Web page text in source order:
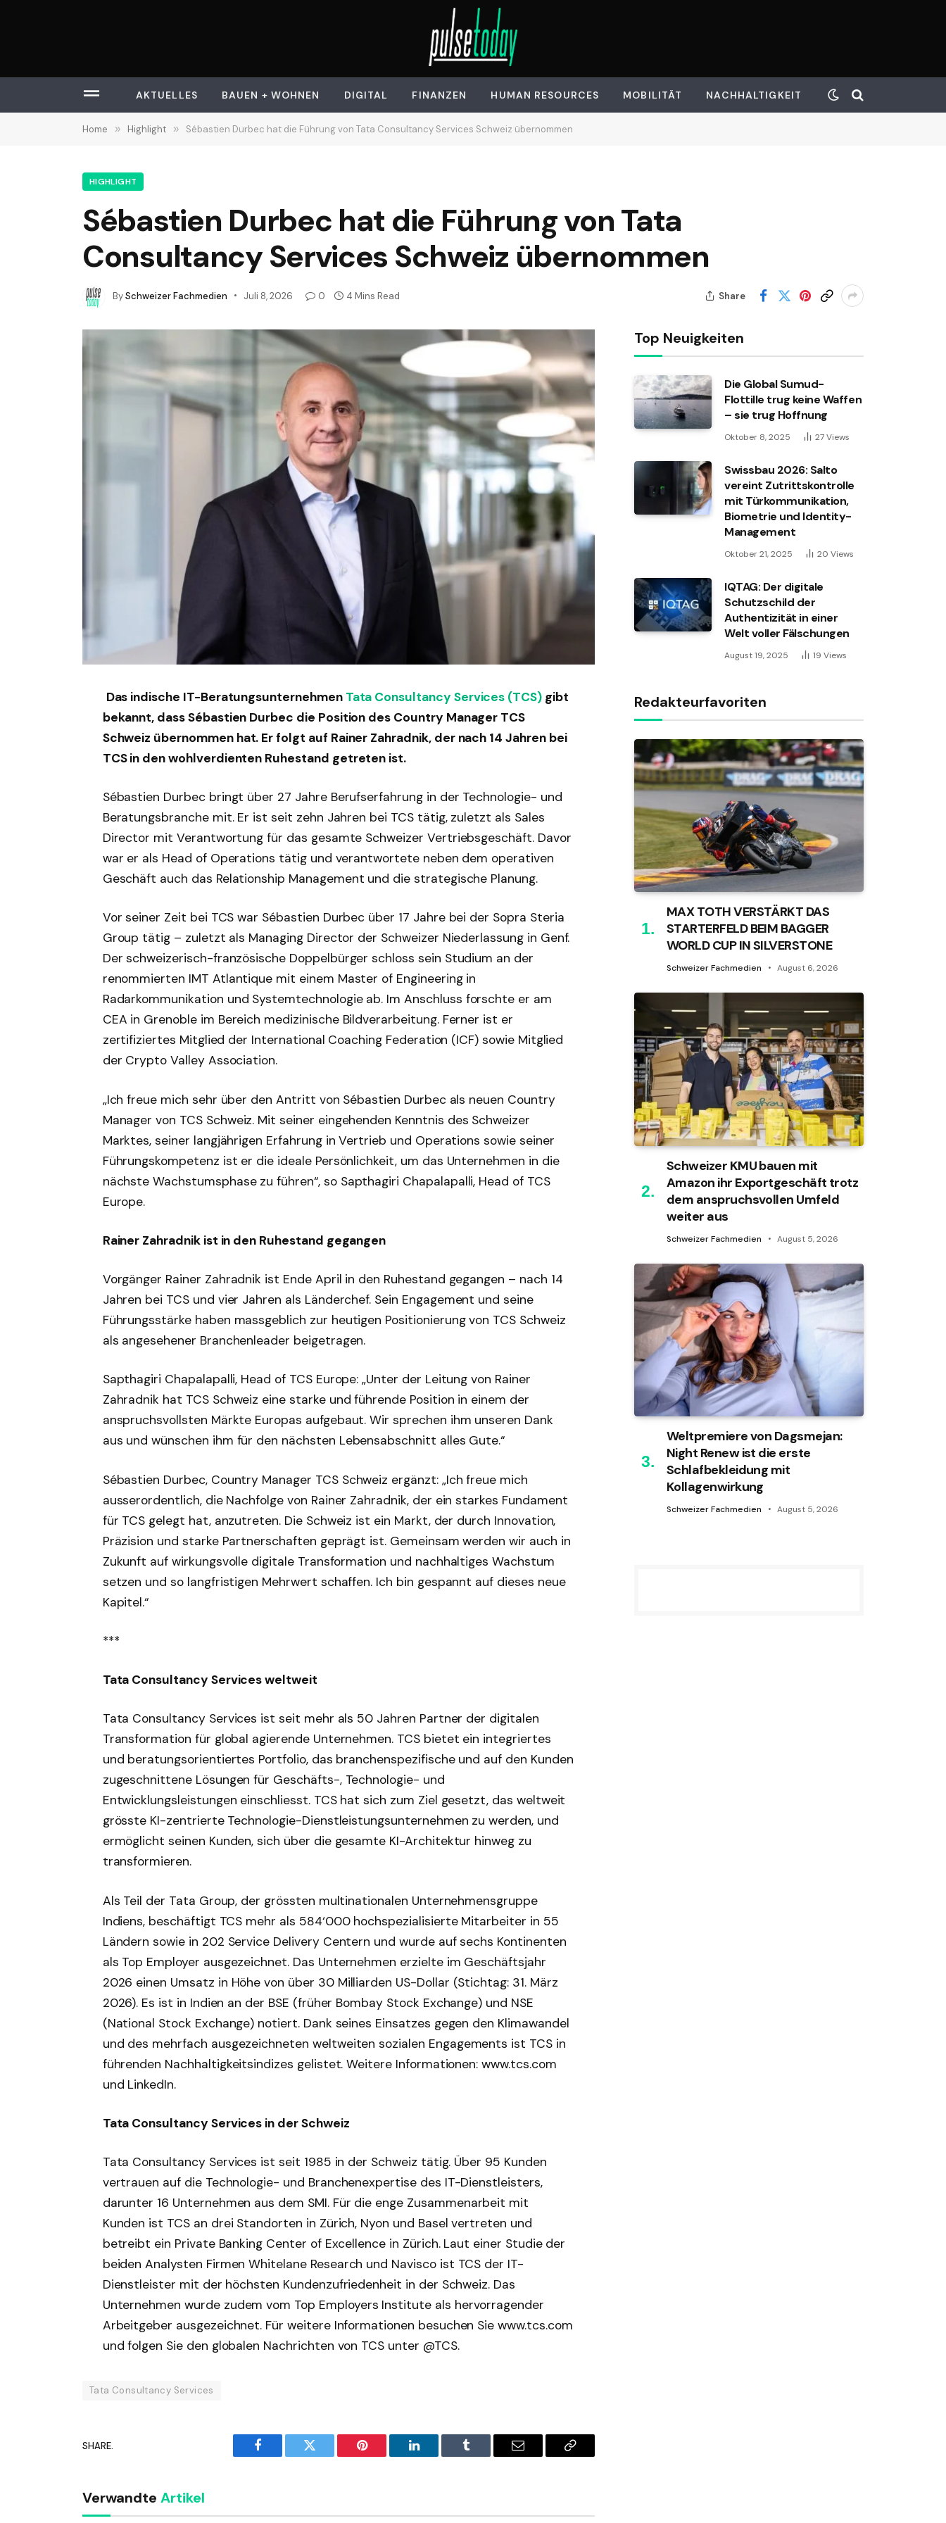
AKTUELLES BAUEN + WOHNEN DIGITAL FINANZEN HUMAN RESOURCES MOBILITÄT NACHHALTIGKEIT
Home » Highlight » Sébastien Durbec hat die Führung von Tata Consultancy Services Schweiz übernommen
HIGHLIGHT
Sébastien Durbec hat die Führung von Tata
Consultancy Services Schweiz übernommen
BySchweizer Fachmedien Juli 8, 2026 0 4 Mins Read Share
Das indische IT-Beratungsunternehmen Tata Consultancy Services (TCS) gibt
bekannt, dass Sébastien Durbec die Position des Country Manager TCS
Schweiz übernommen hat. Er folgt auf Rainer Zahradnik, der nach 14 Jahren bei
TCS in den wohlverdienten Ruhestand getreten ist.
Sébastien Durbec bringt über 27 Jahre Berufserfahrung in der Technologie- und
Beratungsbranche mit. Er ist seit zehn Jahren bei TCS tätig, zuletzt als Sales
Director mit Verantwortung für das gesamte Schweizer Vertriebsgeschäft. Davor
war er als Head of Operations tätig und verantwortete neben dem operativen
Geschäft auch das Relationship Management und die strategische Planung.
Vor seiner Zeit bei TCS war Sébastien Durbec über 17 Jahre bei der Sopra Steria
Group tätig – zuletzt als Managing Director der Schweizer Niederlassung in Genf.
Der schweizerisch-französische Doppelbürger schloss sein Studium an der
renommierten IMT Atlantique mit einem Master of Engineering in
Radarkommunikation und Systemtechnologie ab. Im Anschluss forschte er am
CEA in Grenoble im Bereich medizinische Bildverarbeitung. Ferner ist er
zertifiziertes Mitglied der International Coaching Federation (ICF) sowie Mitglied
der Crypto Valley Association.
„Ich freue mich sehr über den Antritt von Sébastien Durbec als neuen Country
Manager von TCS Schweiz. Mit seiner eingehenden Kenntnis des Schweizer
Marktes, seiner langjährigen Erfahrung in Vertrieb und Operations sowie seiner
Führungskompetenz ist er die ideale Persönlichkeit, um das Unternehmen in die
nächste Wachstumsphase zu führen“, so Sapthagiri Chapalapalli, Head of TCS
Europe.
Rainer Zahradnik ist in den Ruhestand gegangen
Vorgänger Rainer Zahradnik ist Ende April in den Ruhestand gegangen – nach 14
Jahren bei TCS und vier Jahren als Länderchef. Sein Engagement und seine
Führungsstärke haben massgeblich zur heutigen Positionierung von TCS Schweiz
als angesehener Branchenleader beigetragen.
Sapthagiri Chapalapalli, Head of TCS Europe: „Unter der Leitung von Rainer
Zahradnik hat TCS Schweiz eine starke und führende Position in einem der
anspruchsvollsten Märkte Europas aufgebaut. Wir sprechen ihm unseren Dank
aus und wünschen ihm für den nächsten Lebensabschnitt alles Gute.“
Sébastien Durbec, Country Manager TCS Schweiz ergänzt: „Ich freue mich
ausserordentlich, die Nachfolge von Rainer Zahradnik, der ein starkes Fundament
für TCS gelegt hat, anzutreten. Die Schweiz ist ein Markt, der durch Innovation,
Präzision und starke Partnerschaften geprägt ist. Gemeinsam werden wir auch in
Zukunft auf wirkungsvolle digitale Transformation und nachhaltiges Wachstum
setzen und so langfristigen Mehrwert schaffen. Ich bin gespannt auf dieses neue
Kapitel.“
***
Tata Consultancy Services weltweit
Tata Consultancy Services ist seit mehr als 50 Jahren Partner der digitalen
Transformation für global agierende Unternehmen. TCS bietet ein integriertes
und beratungsorientiertes Portfolio, das branchenspezifische und auf den Kunden
zugeschnittene Lösungen für Geschäfts-, Technologie- und
Entwicklungsleistungen einschliesst. TCS hat sich zum Ziel gesetzt, das weltweit
grösste KI-zentrierte Technologie-Dienstleistungsunternehmen zu werden, und
ermöglicht seinen Kunden, sich über die gesamte KI-Architektur hinweg zu
transformieren.
Als Teil der Tata Group, der grössten multinationalen Unternehmensgruppe
Indiens, beschäftigt TCS mehr als 584‘000 hochspezialisierte Mitarbeiter in 55
Ländern sowie in 202 Service Delivery Centern und wurde auf sechs Kontinenten
als Top Employer ausgezeichnet. Das Unternehmen erzielte im Geschäftsjahr
2026 einen Umsatz in Höhe von über 30 Milliarden US-Dollar (Stichtag: 31. März
2026). Es ist in Indien an der BSE (früher Bombay Stock Exchange) und NSE
(National Stock Exchange) notiert. Dank seines Einsatzes gegen den Klimawandel
und des mehrfach ausgezeichneten weltweiten sozialen Engagements ist TCS in
führenden Nachhaltigkeitsindizes gelistet. Weitere Informationen: www.tcs.com
und LinkedIn.
Tata Consultancy Services in der Schweiz
Tata Consultancy Services ist seit 1985 in der Schweiz tätig. Über 95 Kunden
vertrauen auf die Technologie- und Branchenexpertise des IT-Dienstleisters,
darunter 16 Unternehmen aus dem SMI. Für die enge Zusammenarbeit mit
Kunden ist TCS an drei Standorten in Zürich, Nyon und Basel vertreten und
betreibt ein Private Banking Center of Excellence in Zürich. Laut einer Studie der
beiden Analysten Firmen Whitelane Research und Navisco ist TCS der IT-
Dienstleister mit der höchsten Kundenzufriedenheit in der Schweiz. Das
Unternehmen wurde zudem vom Top Employers Institute als hervorragender
Arbeitgeber ausgezeichnet. Für weitere Informationen besuchen Sie www.tcs.com
und folgen Sie den globalen Nachrichten von TCS unter @TCS.
Tata Consultancy Services
SHARE.
Facebook Twitter Pinterest LinkedIn Tumblr Email
Copy
Verwandte Artikel
Top Neuigkeiten
Die Global Sumud-
Flottille trug keine Waffen
– sie trug Hoffnung
Oktober 8, 2025 27Views
Swissbau 2026: Salto
vereint Zutrittskontrolle
mit Türkommunikation,
Biometrie und Identity-
Management
Oktober 21, 2025 20 Views
IQTAG: Der digitale
Schutzschild der
Authentizität in einer
Welt voller Fälschungen
August 19, 2025 19 Views
Redakteurfavoriten
MAX TOTH VERSTÄRKT DAS
STARTERFELD BEIM BAGGER
WORLD CUP IN SILVERSTONE
Schweizer Fachmedien August 6, 2026
Schweizer KMU bauen mit
Amazon ihr Exportgeschäft trotz
dem anspruchsvollen Umfeld
weiter aus
Schweizer Fachmedien August 5, 2026
Weltpremiere von Dagsmejan:
Night Renew ist die erste
Schlafbekleidung mit
Kollagenwirkung
Schweizer Fachmedien August 5, 2026